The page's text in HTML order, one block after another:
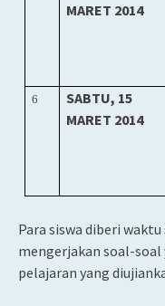
MARET 2014
6
SABTU, 15
MARET 2014
Para siswa diberi
mengerjakan soal-
pelajaran yang